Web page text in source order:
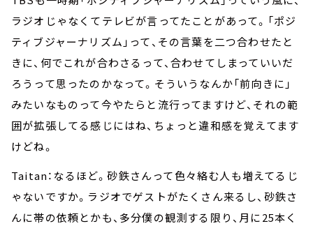
ラジオじゃなくてテレビが言ってたことがあって。「ポジ
ティブジャーナリズム」って、その言葉を二つ合わせたと
きに、何でこれが合わさるって、合わせてしまっていいだ
ろうって思ったのかなって。そういうなんか「前向きに」
みたいなものって今やたらと流行ってますけど、それの範
囲が拡張してる感じにはね、ちょっと違和感を覚えてます
けどね。
Taitan：なるほど。砂鉄さんって色々絡む人も増えてるじ
ゃないですか。ラジオでゲストがたくさん来るし、砂鉄さ
んに帯の依頼とかも、多分僕の観測する限り、月に25本く